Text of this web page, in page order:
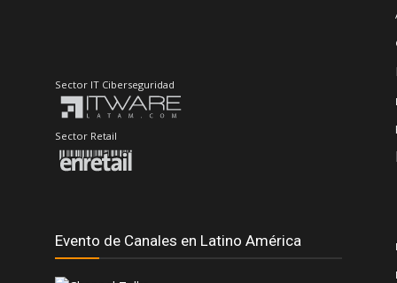
Sector IT Ciberseguridad
Sector Retail
Evento de Canales en Latino América